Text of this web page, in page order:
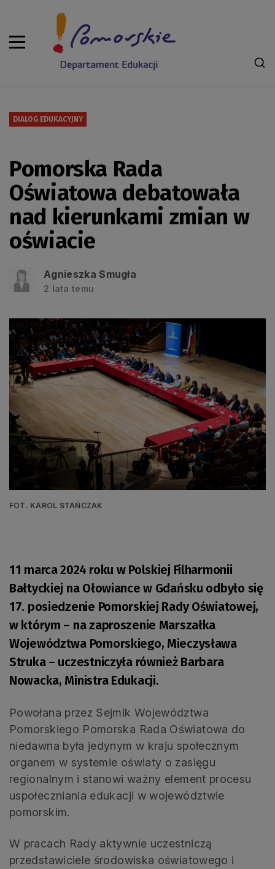
DIALOG EDUKACYJNY
Pomorska Rada
Oświatowa debatowała
nad kierunkami zmian w
oświacie
Agnieszka Smugła
2 lata temu
FOT. KAROL STAŃCZAK
11 marca 2024 roku w Polskiej Filharmonii
Bałtyckiej na Ołowiance w Gdańsku odbyło się
17. posiedzenie Pomorskiej Rady Oświatowej,
w którym – na zaproszenie Marszałka
Województwa Pomorskiego, Mieczysława
Struka – uczestniczyła również Barbara
Nowacka, Ministra Edukacji.
Powołana przez Sejmik Województwa
Pomorskiego Pomorska Rada Oświatowa do
niedawna była jedynym w kraju społecznym
organem w systemie oświaty o zasięgu
regionalnym i stanowi ważny element procesu
uspołeczniania edukacji w województwie
pomorskim.
W pracach Rady aktywnie uczestniczą
przedstawiciele środowiska oświatowego i